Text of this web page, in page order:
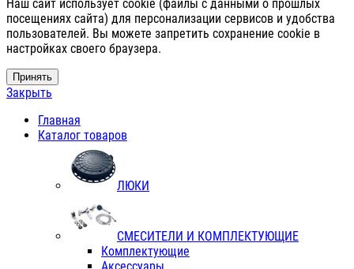
Наш сайт использует cookie (файлы с данными о прошлых
посещениях сайта) для персонализации сервисов и удобства
пользователей. Вы можете запретить сохранение cookie в
настройках своего браузера.
Принять
Закрыть
Главная
Каталог товаров
ЛЮКИ
СМЕСИТЕЛИ И КОМПЛЕКТУЮЩИЕ
Комплектующие